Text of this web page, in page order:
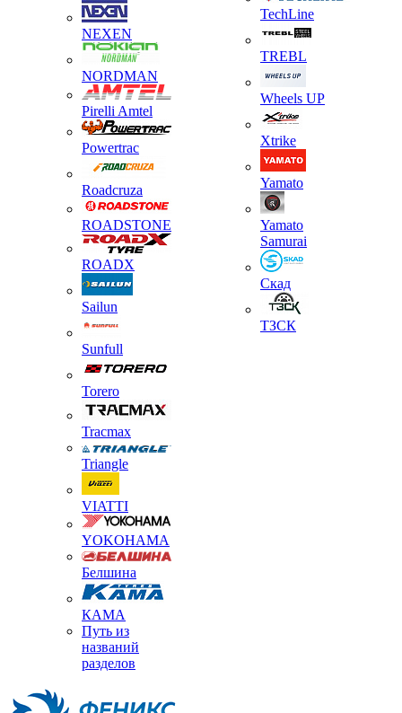
NEXEN
NORDMAN
Pirelli Amtel
Powertrac
Roadcruza
ROADSTONE
ROADX
Sailun
Sunfull
Torero
Tracmax
Triangle
VIATTI
YOKOHAMA
Белшина
КАМА
Путь из
названий
разделов
TechLine
TREBL
Wheels UP
Xtrike
Yamato
Yamato
Samurai
Скад
ТЗСК